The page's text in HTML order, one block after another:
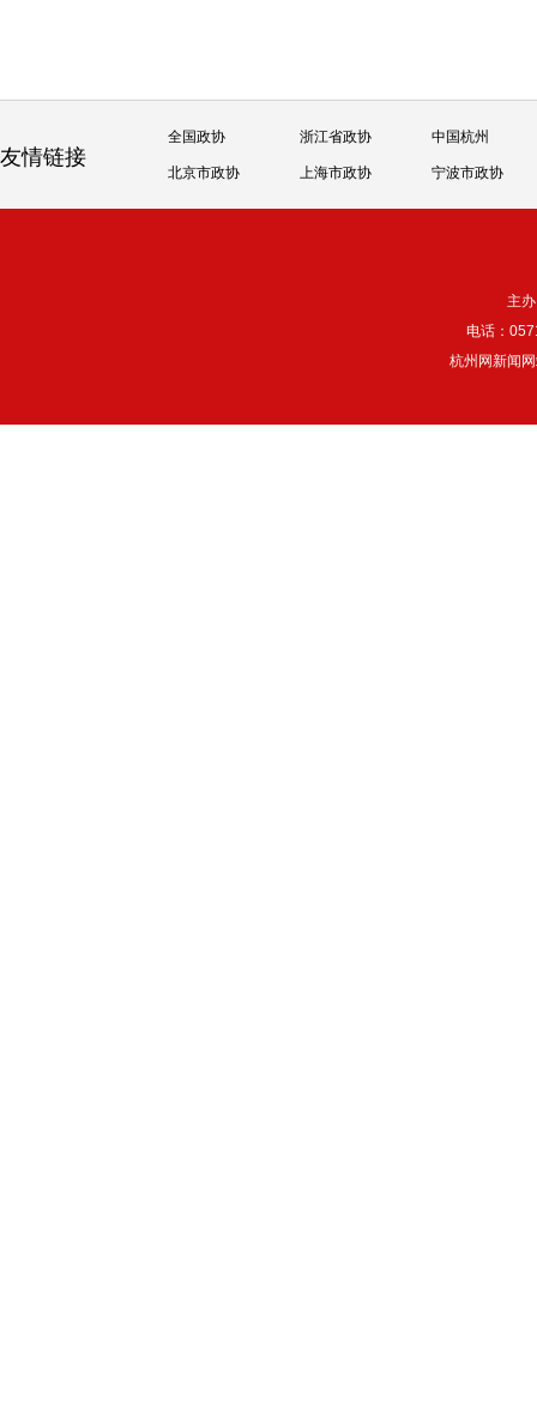
友情链接
全国政协 浙江省政协 中国杭州
北京市政协 上海市政协 宁波市政协
主
电话：
杭州网新闻